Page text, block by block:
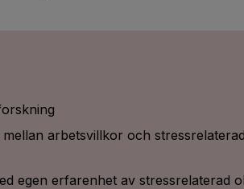
arbetsvillkor och
egen erfarenhet av stressrelaterad